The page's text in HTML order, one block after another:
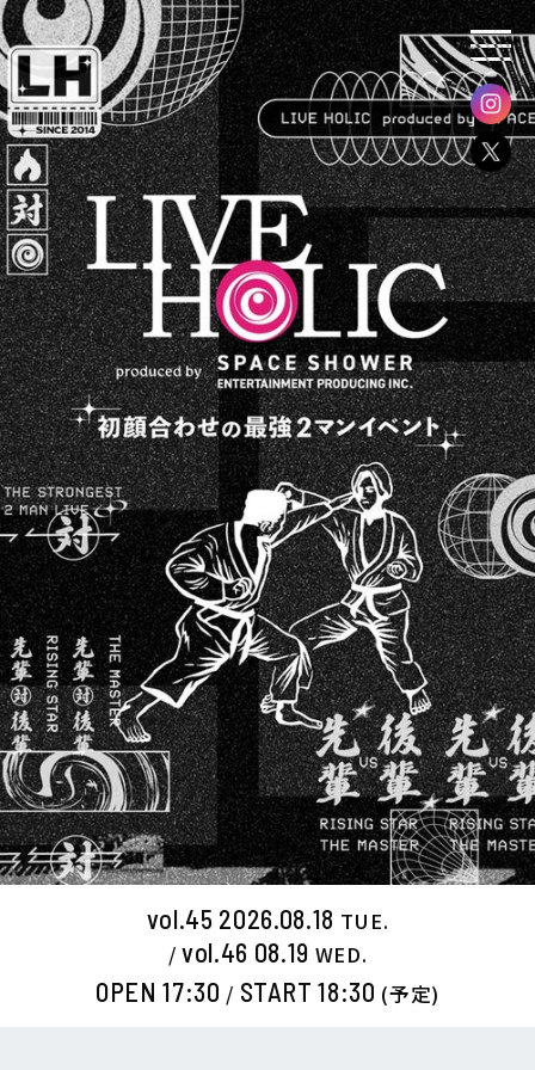
vol.45 2026.08.18 TUE.
/vol.46 08.19 WED.
OPEN 17:30 / START 18:30 (予定)